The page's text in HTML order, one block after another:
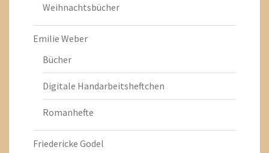
Weihnachtsbücher
Emilie Weber
Bücher
Digitale Handarbeitsheftchen
Romanhefte
Friedericke Godel